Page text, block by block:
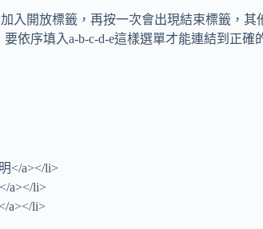
入開放標籤，再按一次會出現結束標籤，其
依序填入a-b-c-d-e這樣選單才能連結到正確
</a></li>
a></li>
a></li>